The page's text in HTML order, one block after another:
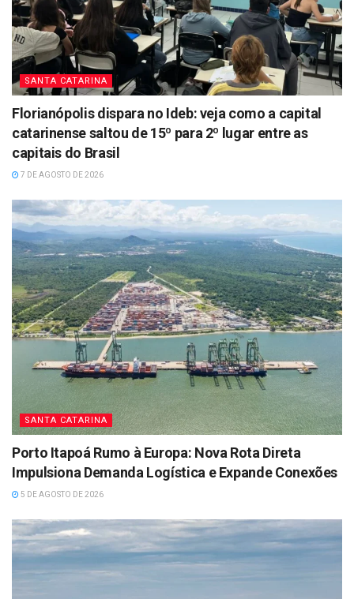
SANTA CATARINA
Florianópolis dispara no Ideb: veja como a capital
catarinense saltou de 15º para 2º lugar entre as
capitais do Brasil
7 DE AGOSTO DE 2026
SANTA CATARINA
Porto Itapoá Rumo à Europa: Nova Rota Direta
Impulsiona Demanda Logística e Expande Conexões
5 DE AGOSTO DE 2026